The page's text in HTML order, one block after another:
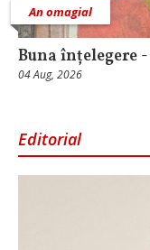
An omagial
Buna înțelegere
04 Aug, 2026
Editorial